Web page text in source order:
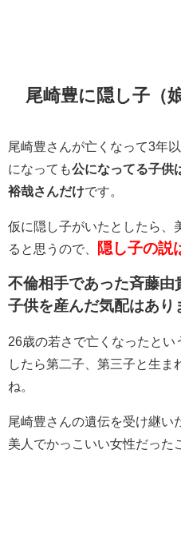
尾崎豊に隠し子（
尾崎豊さんが亡くなって3年
になっても公になってる子供
裕哉さんだけです。
仮に隠し子がいたとしたら、
ると思うので、
隠し子の説
不倫相手であった斉藤
子供を産んだ気配はあり
26歳の若さで亡くなったとい
したら第二子、第三子と生ま
ね。
尾崎豊さんの遺伝を受け継い
美人でかっこいい女性だった